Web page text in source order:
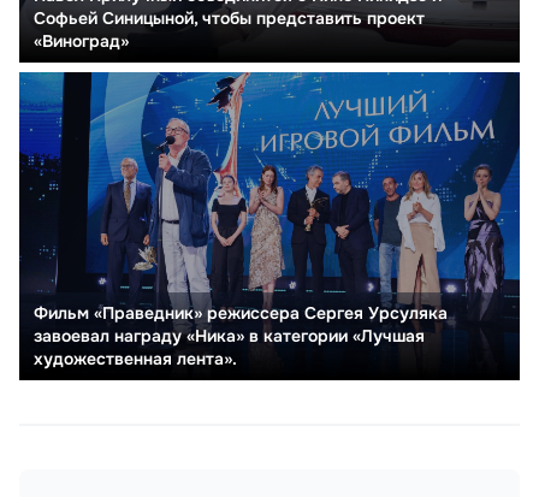
Софьей Синицыной, чтобы представить проект
«Виноград»
Фильм «Праведник» режиссера Сергея Урсуляка
завоевал награду «Ника» в категории «Лучшая
художественная лента».